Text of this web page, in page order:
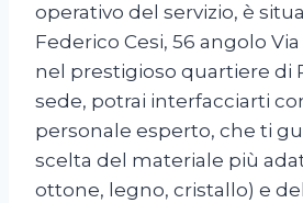
operativo del servizio, è
Federico Cesi, 56 angolo Via
nel prestigioso quartiere di
sede, potrai interfacciarti
personale esperto, che ti
scelta del materiale più
ottone, legno, cristallo) e